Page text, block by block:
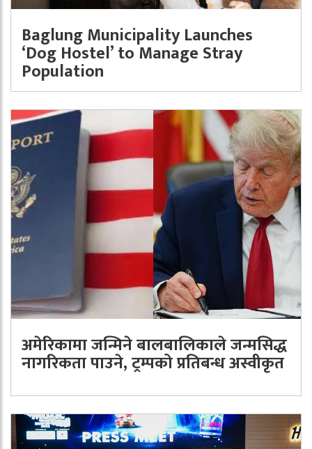
Baglung Municipality Launches
‘Dog Hostel’ to Manage Stray
Population
अमेरिकामा जन्मिने बालबालिकाले जन्मसिद्ध
नागरिकता पाउने, ट्रम्पको प्रतिबन्ध अस्वीकृत